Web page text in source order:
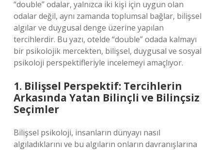
“double” odalar, yalnızca iki kişi için uygun olan
odalar değil, aynı zamanda toplumsal bağlar, bilişsel
algılar ve duygusal denge üzerine yapılan
tercihlerdir. Bu yazı, otelde “double” odada kalmayı
bir psikolojik mercekten, bilişsel, duygusal ve sosyal
psikoloji perspektifleriyle incelemeyi amaçlıyor.
1. Bilişsel Perspektif: Tercihlerin
Arkasında Yatan Bilinçli ve Bilinçsiz
Seçimler
Bilişsel psikoloji, insanların dünyayı nasıl
algıladıklarını ve bu algıların onların davranışlarına